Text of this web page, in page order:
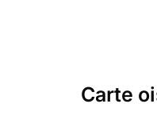
Carte